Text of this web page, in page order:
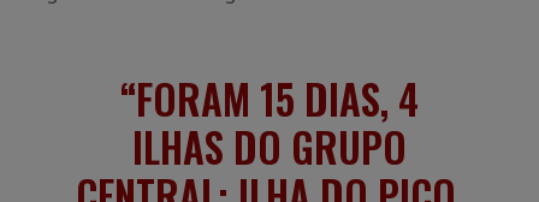
FORAM 15 DIAS, 4
ILHAS DO GRUPO